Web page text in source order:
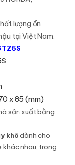
lượng ổn
tại Việt Nam.
x 85 (mm)
sản xuất bằng
khô dành cho
khác nhau, trong